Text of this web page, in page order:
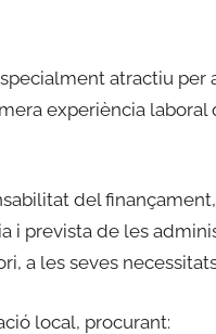
atractiu per
experiència laboral
del
i prevista de les
a les seves
local, procurant: